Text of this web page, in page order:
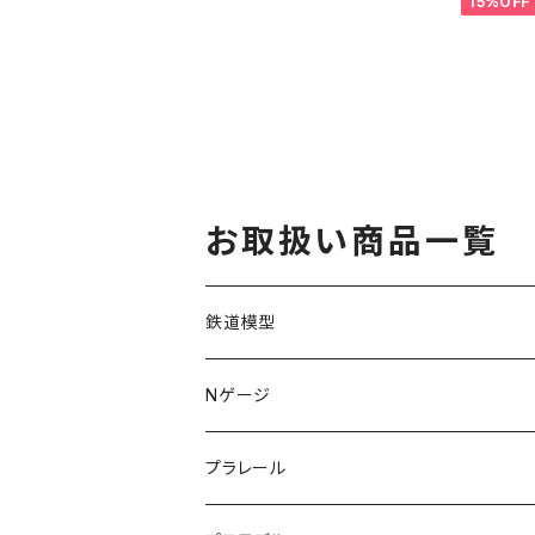
お取扱い商品一覧
鉄道模型
KATO (N)
TOMIX (N)
Nゲージ
車両
プラレール